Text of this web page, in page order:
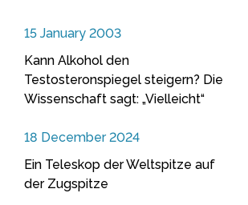
15 January 2003
Kann Alkohol den
Testosteronspiegel steigern? Die
Wissenschaft sagt: „Vielleicht“
18 December 2024
Ein Teleskop der Weltspitze auf
der Zugspitze